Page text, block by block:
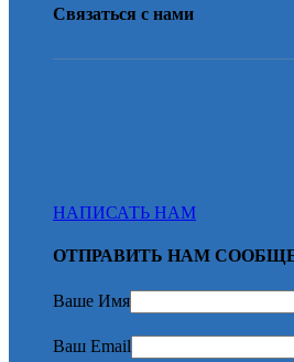
Связаться с нами
НАПИСАТЬ НАМ
ОТПРАВИТЬ НАМ
Ваше Имя
Ваш Email